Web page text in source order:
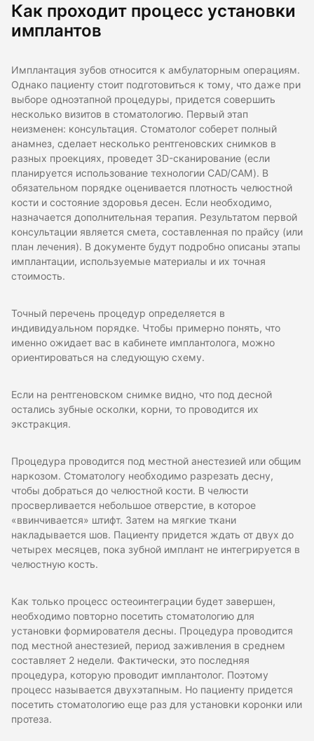
Как проходит процесс установки
имплантов
Имплантация зубов относится к амбулаторным операциям.
Однако пациенту стоит подготовиться к тому, что даже при
выборе одноэтапной процедуры, придется совершить
несколько визитов в стоматологию. Первый этап
неизменен: консультация. Стоматолог соберет полный
анамнез, сделает несколько рентгеновских снимков в
разных проекциях, проведет 3D-сканирование (если
планируется использование технологии CAD/CAM). В
обязательном порядке оценивается плотность челюстной
кости и состояние здоровья десен. Если необходимо,
назначается дополнительная терапия. Результатом первой
консультации является смета, составленная по прайсу (или
план лечения). В документе будут подробно описаны этапы
имплантации, используемые материалы и их точная
стоимость.
Точный перечень процедур определяется в
индивидуальном порядке. Чтобы примерно понять, что
именно ожидает вас в кабинете имплантолога, можно
ориентироваться на следующую схему.
Если на рентгеновском снимке видно, что под десной
остались зубные осколки, корни, то проводится их
экстракция.
Процедура проводится под местной анестезией или общим
наркозом. Стоматологу необходимо разрезать десну,
чтобы добраться до челюстной кости. В челюсти
просверливается небольшое отверстие, в которое
«ввинчивается» штифт. Затем на мягкие ткани
накладывается шов. Пациенту придется ждать от двух до
четырех месяцев, пока зубной имплант не интегрируется в
челюстную кость.
Как только процесс остеоинтеграции будет завершен,
необходимо повторно посетить стоматологию для
установки формирователя десны. Процедура проводится
под местной анестезией, период заживления в среднем
составляет 2 недели. Фактически, это последняя
процедура, которую проводит имплантолог. Поэтому
процесс называется двухэтапным. Но пациенту придется
посетить стоматологию еще раз для установки коронки или
протеза.